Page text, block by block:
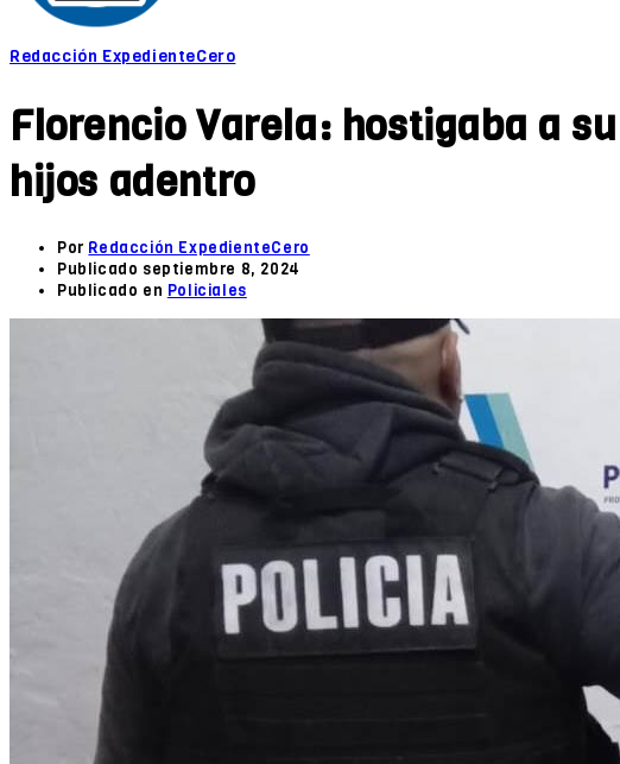
Redacción ExpedienteCero
Florencio Varela: hostigaba a
hijos adentro
Por Redacción ExpedienteCero
Publicado septiembre 8, 2024
Publicado en Policiales